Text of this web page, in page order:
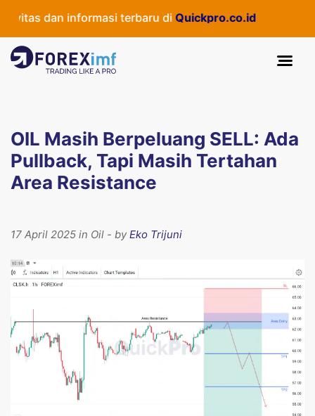
dan informasi terbaru di Quickpro.co.id
OIL Masih Berpeluang SELL: Ada
Pullback, Tapi Masih Tertahan
Area Resistance
17 April 2025 in Oil - byEko Trijuni